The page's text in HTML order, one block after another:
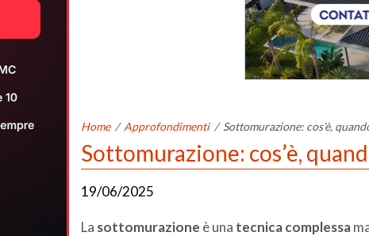
Home / Approfondimenti / Sottomurazione: cos’è,
Sottomurazione: cos’è,
19/06/2025
La sottomurazione è una tecnica complessa